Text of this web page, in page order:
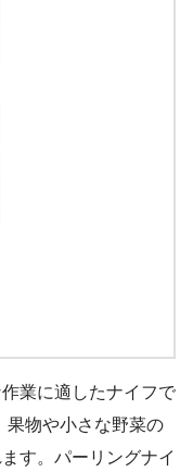
業に適したナイフで
果物や小さな野菜の
す。パーリングナイ